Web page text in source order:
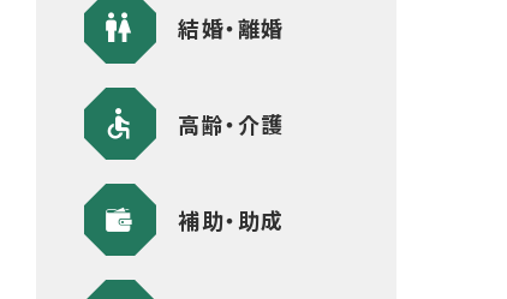
結婚・離婚
高齢・介護
補助・助成